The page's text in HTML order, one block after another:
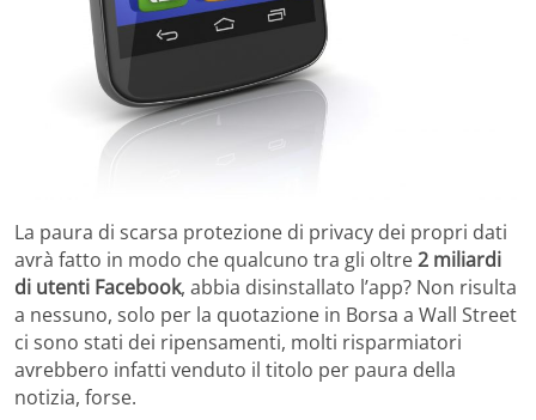
La paura di scarsa protezione di privacy dei propri dati
avrà fatto in modo che qualcuno tra gli oltre2 miliardi
di utenti Facebook, abbia disinstallato l’app? Non risulta
a nessuno, solo per la quotazione in Borsa a Wall Street
ci sono stati dei ripensamenti, molti risparmiatori
avrebbero infatti venduto il titolo per paura della
notizia, forse.